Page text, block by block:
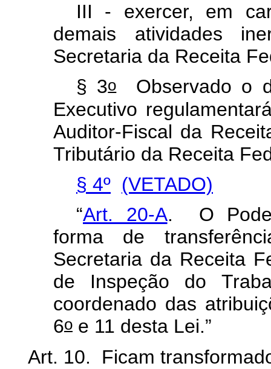
III
- exercer, em
demais
atividades
Secretaria da Receita
§ 3o Observado o
Executivo
Auditor-Fiscal da
Tributário da Receita
§ 4º (VETADO)
“Art. 20-A. O
forma
de
Secretaria da Receita
de
Inspeção do
coordenado das
6o e 11 desta Lei.”
Art. 10. Ficam